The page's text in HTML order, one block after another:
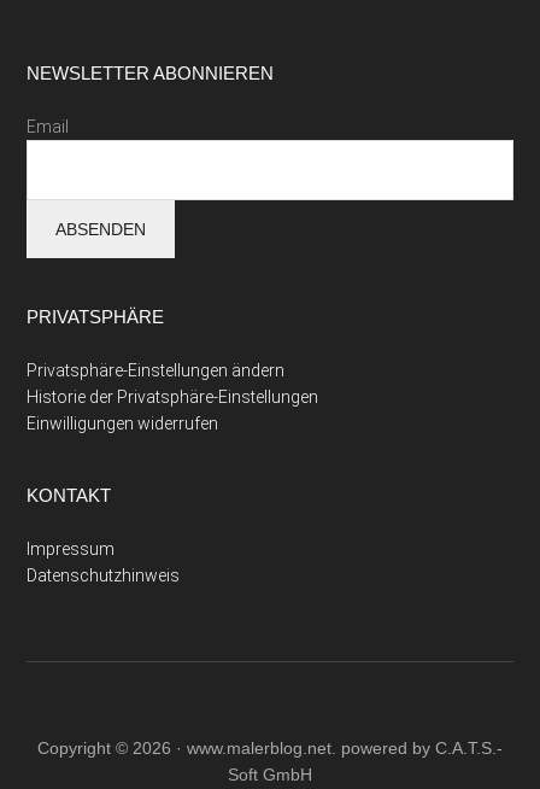
Footer
NEWSLETTER ABONNIEREN
Email
PRIVATSPHÄRE
Privatsphäre-Einstellungen ändern
Historie der Privatsphäre-Einstellungen
Einwilligungen widerrufen
KONTAKT
Impressum
Datenschutzhinweis
Copyright © 2026 · www.malerblog.net . powered by C.A.T.S.-
Soft GmbH